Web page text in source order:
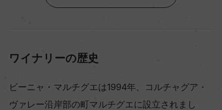
ワイナリーの歴史
ビーニャ・マルチグエは1994年、コルチャグア・
ヴァレー沿岸部の町マルチグエに設立されまし